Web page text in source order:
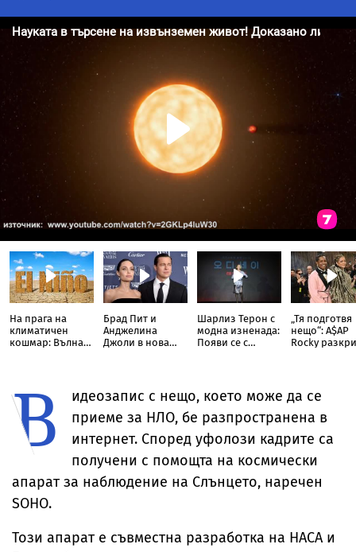
На прага на
климатичен
кошмар: Вълна
нива
Брад Пит и
Анджелина
Джоли в нова
Шарлиз Терон с
модна изненада:
Появи се с
„Тя подготвя
нещо“: A$AP
Rocky
В
идеозапис с нещо, което може да се
приеме за НЛО, бе разпространена в
интернет. Според уфолози кадрите са
получени с помощта на космически
апарат за наблюдение на Слънцето, наречен
SOHO.
Този апарат е съвместна разработка на НАСА и